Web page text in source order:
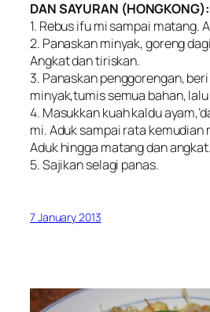
DAN SAYURAN (HONGKONG):
1. Rebus ifu mi sampai matang.
2. Panaskan minyak, goreng
Angkat dan tiriskan.
3. Panaskan penggorengan,
minyak,tumis semua bahan,
4. Masukkan kuah kaldu
mi. Aduk sampai rata kemudian
Aduk hingga matang dan angkat.
5. Sajikan selagi panas.
7 January 2013